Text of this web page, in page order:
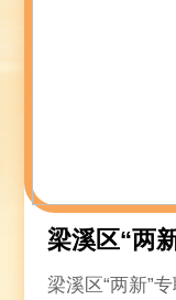
梁溪区“两
梁溪区“两新”